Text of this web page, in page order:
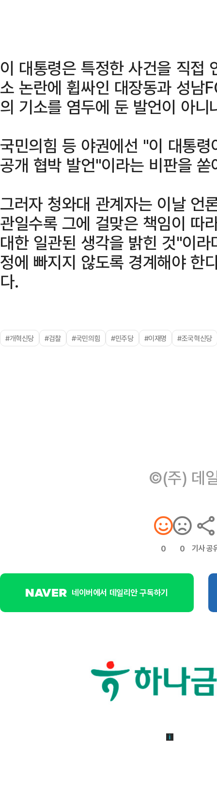
이 대통령은 특정한 사건을 직접
소 논란에 휩싸인 대장동과 성남
의 기소를 염두에 둔 발언이 아니
국민의힘 등 야권에선 "이 대통
공개 협박 발언"이라는 비판을 쏟
그러자 청와대 관계자는 이날 언
관일수록 그에 걸맞은 책임이 따
대한 일관된 생각을 밝힌 것"이
정에 빠지지 않도록 경계해야 한
다.
#개혁신당 #검찰 #국민의힘 #민주당 #이재명 #조국혁신당
©(주) 데
0 0 기사 공
네이버에서 데일리안 구독하기